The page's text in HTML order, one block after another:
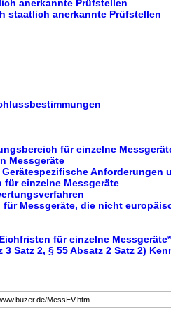
anerkannte Prüfstellen
staatlich anerkannte Prüfstellen
für einzelne
Messgeräte
Gerätespezifische Anforderungen
einzelne Messgeräte
Messgeräte, die nicht
für einzelne Messgeräte*
Satz 2, § 55 Absatz 2 Satz 2)
MessEV.htm